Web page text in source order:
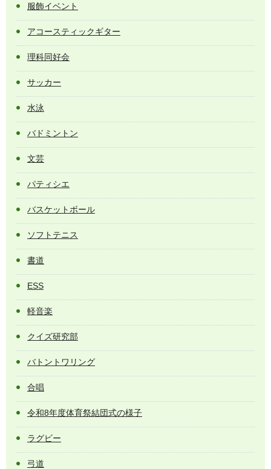
服飾イベント
アコースティックギター
理科同好会
サッカー
水泳
バドミントン
文芸
パティシエ
バスケットボール
ソフトテニス
書道
ESS
軽音楽
クイズ研究部
バトントワリング
合唱
令和8年度体育祭結団式の様子
ラグビー
弓道